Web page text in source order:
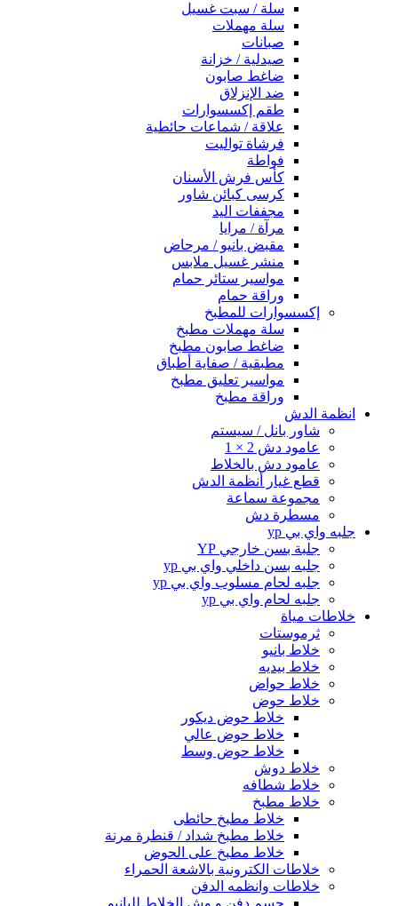
سلة / سبت غسيل
سلة مهملات
صبانات
صيدلية / خزانة
ضاغط صابون
ضد الإنزلاق
طقم إكسسوارات
علاقة / شماعات حائطية
فرشاة تواليت
فواطة
كأس فرش الأسنان
كرسى كبائن شاور
مجففات اليد
مرآة / مرايا
مقبض بانيو / مرحاض
منشر غسيل ملابس
مواسير ستائر حمام
وراقة حمام
إكسسوارات للمطبخ
سلة مهملات مطبخ
ضاغط صابون مطبخ
مطبقية / صفاية أطباق
مواسير تعليق مطبخ
وراقة مطبخ
انظمة الدش
شاور بانل / سيستم
عامود دش 2 × 1
عامود دش بالخلاط
قطع غيار أنظمة الدش
مجموعة سماعة
مسطرة دش
جلبه واي بي yp
جلبة بسن خارجي YP
جلبه بسن داخلي واي بي yp
جلبه لحام مسلوب واي بي yp
جلبه لحام واي بي yp
خلاطات مياة
ثرموستات
خلاط بانيو
خلاط بيديه
خلاط حواض
خلاط حوض
خلاط حوض ديكور
خلاط حوض عالي
خلاط حوض وسط
خلاط دوش
خلاط شطافه
خلاط مطبخ
خلاط مطبخ حائطى
خلاط مطبخ شداد / قنطرة مرنة
خلاط مطبخ على الحوض
خلاطات الكترونية بالاشعة الحمراء
خلاطات وانظمه الدفن
جسم دفن و وش الخلاط للبانيو